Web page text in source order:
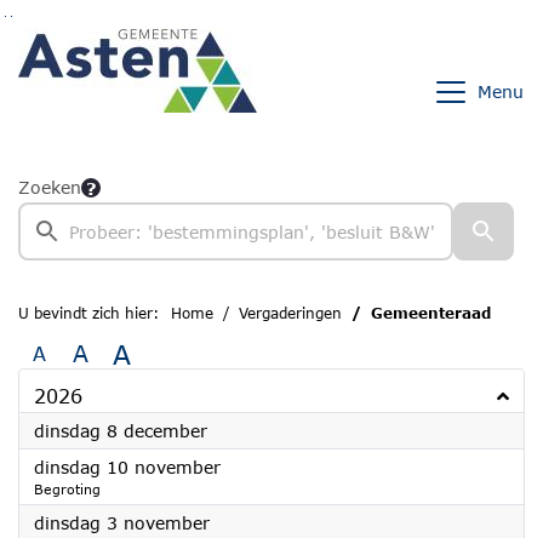
Ga naar de inhoud van deze pagina
Ga naar het zoeken
Ga naar het menu
Menu
Zoeken
U bevindt zich hier: Home Vergaderingen Gemeenteraad
A A A
2026
dinsdag 8 december2026
dinsdag 10 november2026
Begroting
dinsdag 3 november2026